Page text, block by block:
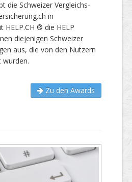
die Schweizer Vergleichs-
in
HELP.CH ® die HELP
diejenigen Schweizer
aus, die von den Nutzern
Zu den Awards